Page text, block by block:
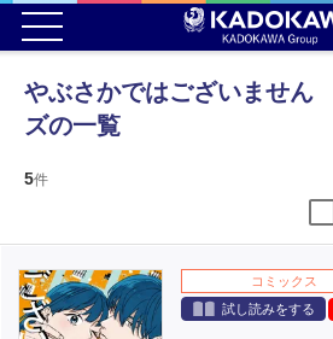
やぶさかではございません
ズの一覧
5件
コミックス
試し読みをする